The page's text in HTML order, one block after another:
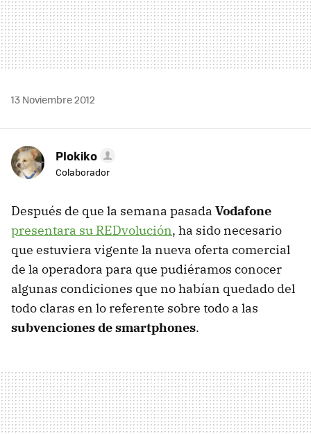
13 Noviembre 2012
Plokiko
Colaborador
Después de que la semana pasada Vodafone
presentara su REDvolución, ha sido necesario
que estuviera vigente la nueva oferta comercial
de la operadora para que pudiéramos conocer
algunas condiciones que no habían quedado del
todo claras en lo referente sobre todo a las
subvenciones de smartphones.